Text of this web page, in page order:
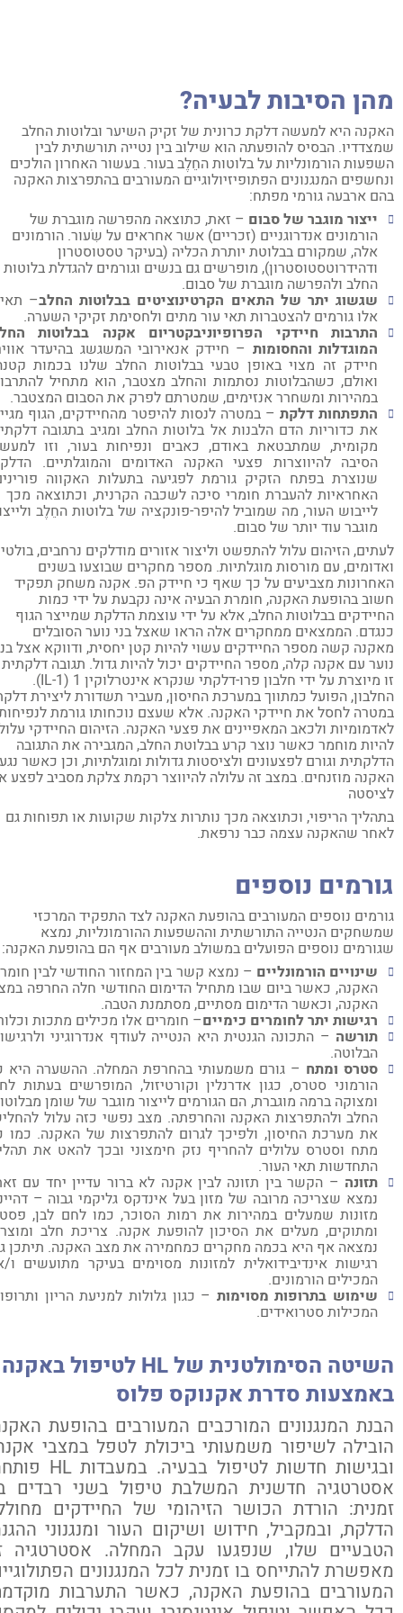
הסיבות לבעיה?
היא למעשה דלקת כרונית של זקיק השיער ובלוטות החלב
הבסיס להופעתה הוא שילוב בין נטייה תורשתית לבין
הורמונליות על בלוטות החֵלֶב בעור. בעשור האחרון הולכים
המנגנונים הפתופיזיולוגיים המעורבים בהתפרצות האקנה
ארבעה גורמי מפתח:
ייצור מוגבר של סבום– זאת, כתוצאה מהפרשה מוגברת של
הורמונים אנדרוגניים (זכריים) אשר אחראים על שִׂעוּר. הורמונים
אלה, שמקורם בבלוטת יותרת הכליה (בעיקר טסטוסטרון
ודהידרוטסטוסטרון), מופרשים גם בנשים וגורמים להגדלת בלוטות
החלב ולהפרשה מוגברת של סבום.
שגשוג יתר של התאים הקרטינוציטים בבלוטות החלב– תאים
אלו גורמים להצטברות תאי עור מתים ולחסימת זקיקי השערה.
התרבות חיידקי הפרופיוניבקטריום אקנה בבלוטות החלב
המוגדלות והחסומות– חיידק אנאירובי המשגשג בהיעדר אוויר.
חיידק זה מצוי באופן טבעי בבלוטות החלב שלנו בכמות קטנה.
ואולם, כשהבלוטות נסתמות והחלב מצטבר, הוא מתחיל להתרבות
במהירות ומשחרר אנזימים, שמטרתם לפרק את הסבום המצטבר.
התפתחות דלקת– במטרה לנסות להיפטר מהחיידקים, הגוף מגייס
את כדוריות הדם הלבנות אל בלוטות החלב ומגיב בתגובה דלקתית
מקומית, שמתבטאת באודם, כאבים ונפיחות בעור, וזו למעשה
הסיבה להיווצרות פצעי האקנה האדומים והמוגלתיים. הדלקת
שנוצרת בפתח הזקיק גורמת לפגיעה בתעלות האקווה פורינים,
האחראיות להעברת חומרי סיכה לשכבה הקרנית, וכתוצאה מכך –
לייבוש העור, מה שמוביל להיפר-פונקציה של בלוטות החֵלֶב ולייצור
מוגבר עוד יותר של סבום.
הזיהום עלול להתפשט וליצור אזורים מודלקים נרחבים, בולטים
עם מורסות מוגלתיות. מספר מחקרים שבוצעו בשנים
מצביעים על כך שאף כי חיידק הפ. אקנה משחק תפקיד
בהופעת האקנה, חומרת הבעיה אינה נקבעת על ידי כמות
בבלוטות החלב, אלא על ידי עוצמת הדלקת שמייצר הגוף
הממצאים ממחקרים אלה הראו שאצל בני נוער הסובלים
קשה מספר החיידקים עשוי להיות קטן יחסית, ודווקא אצל בני
עם אקנה קלה, מספר החיידקים יכול להיות גדול. תגובה דלקתית
זו מיוצרת על ידי חלבון פרו-דלקתי שנקרא אינטרלוקין 1 (1-IL).
הפועל כמתווך במערכת החיסון, מעביר תשדורת ליצירת דלקת,
לחסל את חיידקי האקנה. אלא שעצם נוכחותו גורמת לנפיחות,
ולכאב המאפיינים את פצעי האקנה. הזיהום החיידקי עלול
מוחמר כאשר נוצר קרע בבלוטת החלב, המגבירה את התגובה
וגורם לפצעונים ולציסטות גדולות ומוגלתיות, וכן כאשר נגעי
מוזנחים. במצב זה עלולה להיווצר רקמת צלקת מסביב לפצע או
הריפוי, וכתוצאה מכך נותרות צלקות שקועות או תפוחות גם
שהאקנה עצמה כבר נרפאת.
נוספים
נוספים המעורבים בהופעת האקנה לצד התפקיד המרכזי
הנטייה התורשתית וההשפעות ההורמונליות, נמצא
נוספים הפועלים במשולב מעורבים אף הם בהופעת האקנה:
שינויים הורמונליים– נמצא קשר בין המחזור החודשי לבין חומרת
האקנה, כאשר ביום שבו מתחיל הדימום החודשי חלה החרפה במצב
האקנה, וכאשר הדימום מסתיים, מסתמנת הטבה.
רגישות יתר לחומרים כימיים– חומרים אלו מכילים מתכות וכלור.
תורשה– התכונה הגנטית היא הנטייה לעודף אנדרוגיני ולרגישות
הבלוטה.
סטרס ומתח– גורם משמעותי בהחרפת המחלה. ההשערה היא כי
הורמוני סטרס, כגון אדרנלין וקורטיזול, המופרשים בעתות לחץ
ומצוקה ברמה מוגברת, הם הגורמים לייצור מוגבר של שומן מבלוטות
החלב ולהתפרצות האקנה והחרפתה. מצב נפשי כזה עלול להחליש
את מערכת החיסון, ולפיכך לגרום להתפרצות של האקנה. כמו כן
מתח וסטרס עלולים להחריף נזק חימצוני ובכך להאט את תהליך
התחדשות תאי העור.
תזונה– הקשר בין תזונה לבין אקנה לא ברור עדיין יחד עם זאת,
נמצא שצריכה מרובה של מזון בעל אינדקס גליקמי גבוה – דהיינו,
מזונות שמעלים במהירות את רמות הסוכר, כמו לחם לבן, פסטה
ומתוקים, מעלים את הסיכון להופעת אקנה. צריכת חלב ומוצריו
נמצאה אף היא בכמה מחקרים כמחמירה את מצב האקנה. תיתכן גם
רגישות אינדיבידואלית למזונות מסוימים בעיקר מתועשים ו/או
המכילים הורמונים.
שימוש בתרופות מסוימות– כגון גלולות למניעת הריון ותרופות
המכילות סטרואידים.
הסימולטנית שלHLלטיפול באקנה
סדרת אקנוקס פלוס
המנגנונים המורכבים המעורבים בהופעת האקנה
לשיפור משמעותי ביכולת לטפל במצבי אקנה,
ובגישות חדשות לטיפול בבעיה. במעבדות HL פותחה
חדשנית המשלבת טיפול בשני רבדים בו
הורדת הכושר הזיהומי של החיידקים מחוללי
ובמקביל, חידוש ושיקום העור ומנגנוני ההגנה
שלו, שנפגעו עקב המחלה. אסטרטגיה זו
להתייחס בו זמנית לכל המנגנונים הפתולוגיים
בהופעת האקנה, כאשר התערבות מוקדמת